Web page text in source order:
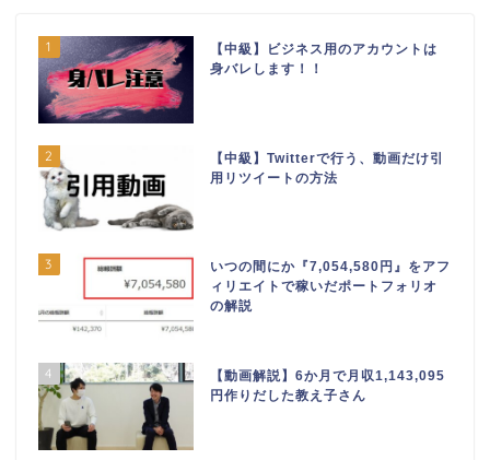
1
【中級】ビジネス用のアカウントは
身バレします！！
2
【中級】Twitterで行う、動画だけ引
用リツイートの方法
3
いつの間にか『7,054,580円』をアフ
ィリエイトで稼いだポートフォリオ
の解説
4
【動画解説】6か月で月収1,143,095
円作りだした教え子さん